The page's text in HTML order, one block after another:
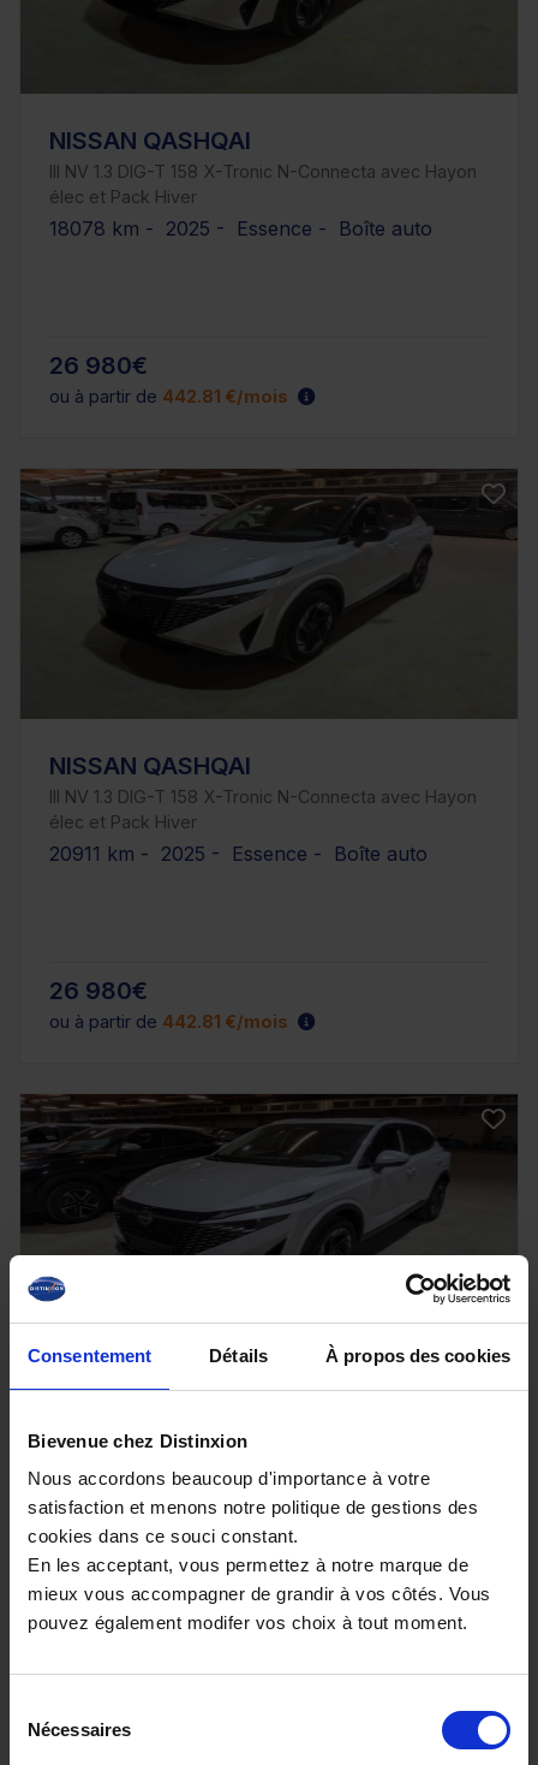
Consentement Détails À propos des cookies
Bievenue chez Distinxion
Nous accordons beaucoup d'importance à votre
satisfaction et menons notre politique de gestions des
cookies dans ce souci constant.
En les acceptant, vous permettez à notre marque de
mieux vous accompagner de grandir à vos côtés. Vous
pouvez également modifer vos choix à tout moment.
Nécessaires
NISSAN QASHQAI
III NV 1.3 DIG-T 158 X-Tronic N-Connecta avec Hayon
élec et Pack Hiver
18078 km - 2025 - Essence - Boîte auto
26 980€
ou à partir de 442.81 €/mois
NISSAN QASHQAI
III NV 1.3 DIG-T 158 X-Tronic N-Connecta avec Hayon
élec et Pack Hiver
20911 km - 2025 - Essence - Boîte auto
26 980€
ou à partir de 442.81 €/mois
NISSAN QASHQAI
élec et Pack Hiver
24270 km - 2025 - Essence - Boîte auto
26 480€